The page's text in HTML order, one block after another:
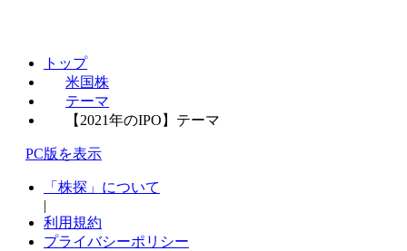
トップ
米国株
テーマ
【2021年のIPO】テーマ
PC版を表示
「株探」について
|
利用規約
プライバシーポリシー